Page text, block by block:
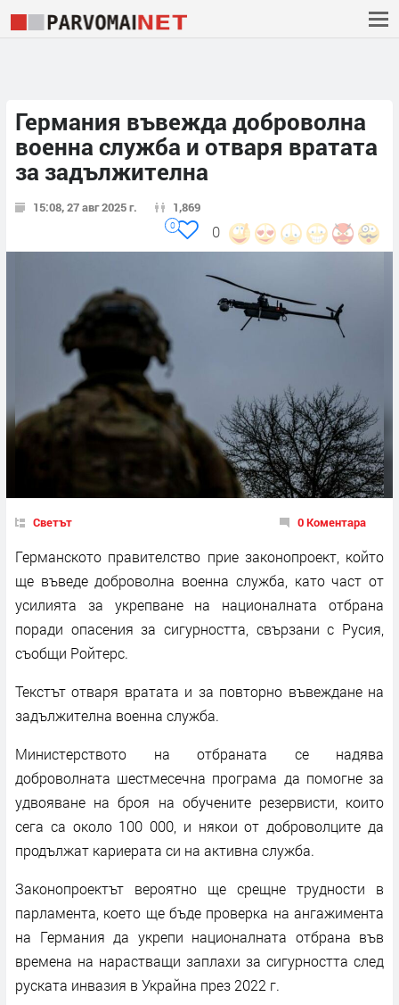
Германия въвежда доброволна
военна служба и отваря вратата
за задължителна
15:08, 27 авг 2025 г. 1,869
0
0
Светът 0 Коментара
Германското правителство прие законопроект, който
ще въведе доброволна военна служба, като част от
усилията за укрепване на националната отбрана
поради опасения за сигурността, свързани с Русия,
съобщи Ройтерс.
Текстът отваря вратата и за повторно въвеждане на
задължителна военна служба.
Министерството на отбраната се надява
доброволната шестмесечна програма да помогне за
удвояване на броя на обучените резервисти, които
сега са около 100 000, и някои от доброволците да
продължат кариерата си на активна служба.
Законопроектът вероятно ще срещне трудности в
парламента, което ще бъде проверка на ангажимента
на Германия да укрепи националната отбрана във
времена на нарастващи заплахи за сигурността след
руската инвазия в Украйна през 2022 г.